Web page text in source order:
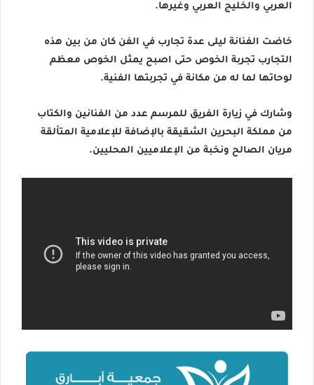
العربي والخليج العربي وغيرها.
خاضت الفنانة ليلى عدة تجارب في الفن كان من بين هذه
التجارب تجربة الخوص حتى اصبح يمثل الخوص معظم
لوحاتها لما له من مكانة في تجربتها الفنية.
وشارك في زيارة الفريق للمرسم عدد من الفنانين والكتاب
من مملكة البحرين الشقيقة بالإضافة للإعلامية المتألقة
مريان الصالح ونخبة من الإعلاميين المحليين.